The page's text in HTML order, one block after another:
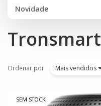
Novidade
Tronsmart
Ordenar por Mais vendidos
SEM STOCK